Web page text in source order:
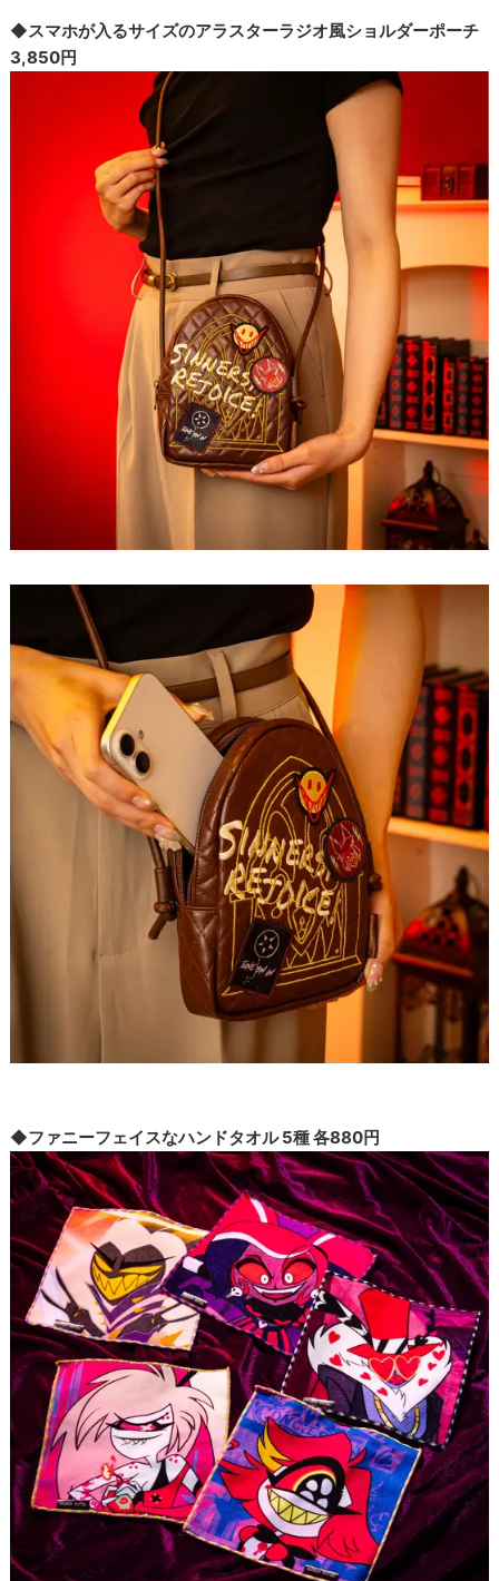
◆スマホが入るサイズのアラスターラジオ風ショルダーポーチ
3,850円
◆ファニーフェイスなハンドタオル 5種 各880円